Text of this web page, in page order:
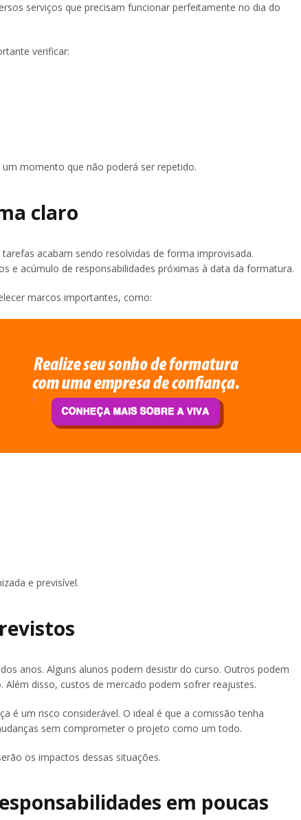
serviços que precisam funcionar perfeitamente no dia do
verificar:
momento que não poderá ser repetido.
claro
acabam sendo resolvidas de forma improvisada.
e acúmulo de responsabilidades próximas à data da formatura.
marcos importantes, como:
e previsível.
anos. Alguns alunos podem desistir do curso. Outros podem
disso, custos de mercado podem sofrer reajustes.
é um risco considerável. O ideal é que a comissão tenha
sem comprometer o projeto como um todo.
os impactos dessas situações.
em poucas